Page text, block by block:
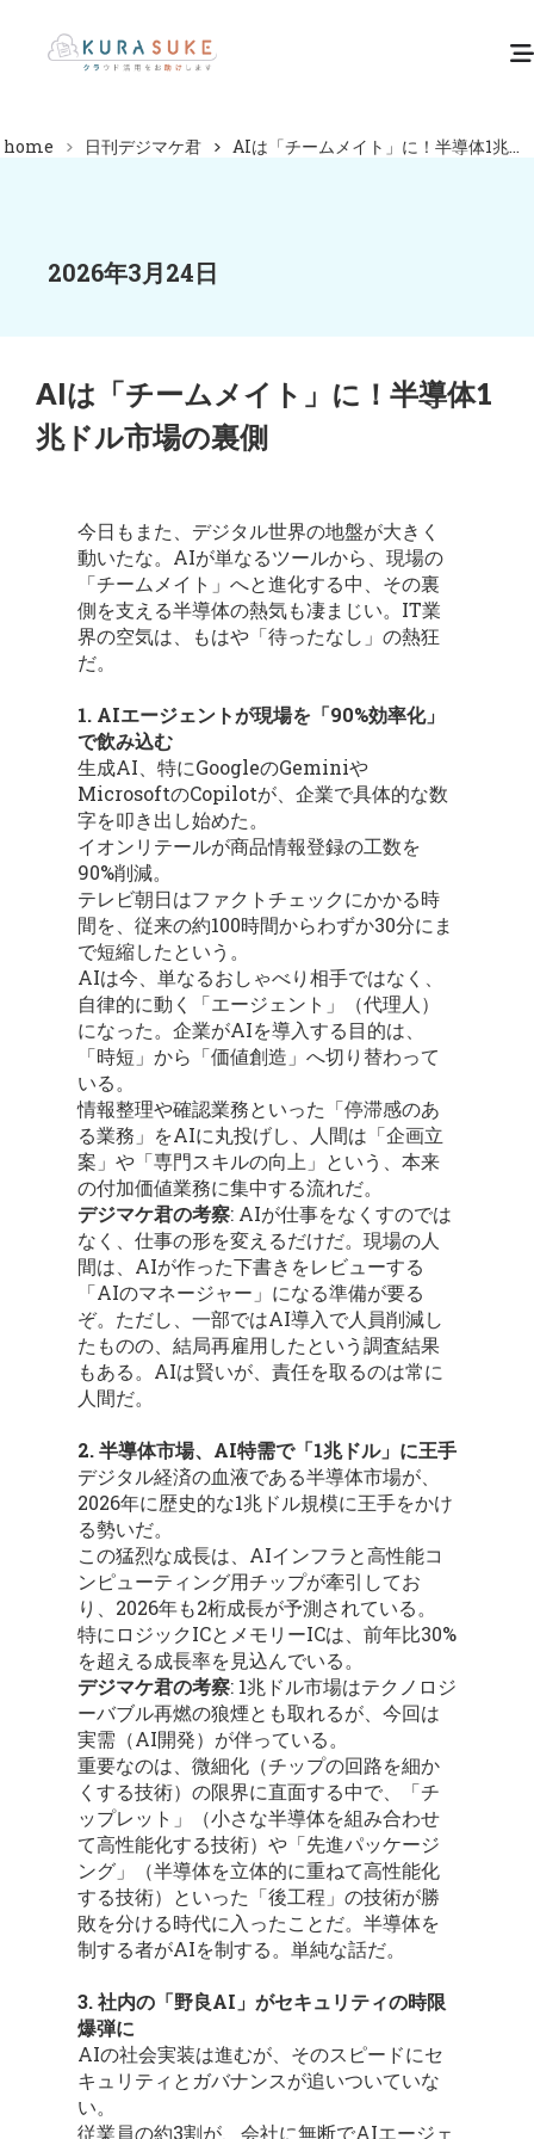
home 日刊デジマケ君 AIは「チームメイト」に！半導体1兆...
2026年3月24日
AIは「チームメイト」に！半導体1
兆ドル市場の裏側
今日もまた、デジタル世界の地盤が大きく
動いたな。AIが単なるツールから、現場の
「チームメイト」へと進化する中、その裏
側を支える半導体の熱気も凄まじい。IT業
界の空気は、もはや「待ったなし」の熱狂
だ。
1. AIエージェントが現場を「90%効率化」
で飲み込む
生成AI、特にGoogleのGeminiや
MicrosoftのCopilotが、企業で具体的な数
字を叩き出し始めた。
イオンリテールが商品情報登録の工数を
90%削減。
テレビ朝日はファクトチェックにかかる時
間を、従来の約100時間からわずか30分にま
で短縮したという。
AIは今、単なるおしゃべり相手ではなく、
自律的に動く「エージェント」（代理人）
になった。企業がAIを導入する目的は、
「時短」から「価値創造」へ切り替わって
いる。
情報整理や確認業務といった「停滞感のあ
る業務」をAIに丸投げし、人間は「企画立
案」や「専門スキルの向上」という、本来
の付加価値業務に集中する流れだ。
デジマケ君の考察: AIが仕事をなくすのでは
なく、仕事の形を変えるだけだ。現場の人
間は、AIが作った下書きをレビューする
「AIのマネージャー」になる準備が要る
ぞ。ただし、一部ではAI導入で人員削減し
たものの、結局再雇用したという調査結果
もある。AIは賢いが、責任を取るのは常に
人間だ。
2. 半導体市場、AI特需で「1兆ドル」に王手
デジタル経済の血液である半導体市場が、
2026年に歴史的な1兆ドル規模に王手をかけ
る勢いだ。
この猛烈な成長は、AIインフラと高性能コ
ンピューティング用チップが牽引してお
り、2026年も2桁成長が予測されている。
特にロジックICとメモリーICは、前年比30%
を超える成長率を見込んでいる。
デジマケ君の考察: 1兆ドル市場はテクノロジ
ーバブル再燃の狼煙とも取れるが、今回は
実需（AI開発）が伴っている。
重要なのは、微細化（チップの回路を細か
くする技術）の限界に直面する中で、「チ
ップレット」（小さな半導体を組み合わせ
て高性能化する技術）や「先進パッケージ
ング」（半導体を立体的に重ねて高性能化
する技術）といった「後工程」の技術が勝
敗を分ける時代に入ったことだ。半導体を
制する者がAIを制する。単純な話だ。
3. 社内の「野良AI」がセキュリティの時限
爆弾に
AIの社会実装は進むが、そのスピードにセ
キュリティとガバナンスが追いついていな
い。
従業員の約3割が、会社に無断でAIエージェ